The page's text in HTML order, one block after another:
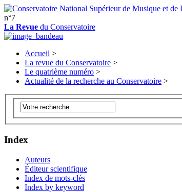
n°7
La Revue du Conservatoire
Accueil >
La revue du Conservatoire >
Le quatrième numéro >
Actualité de la recherche au Conservatoire >
Index
Auteurs
Éditeur scientifique
Index de mots-clés
Index by keyword